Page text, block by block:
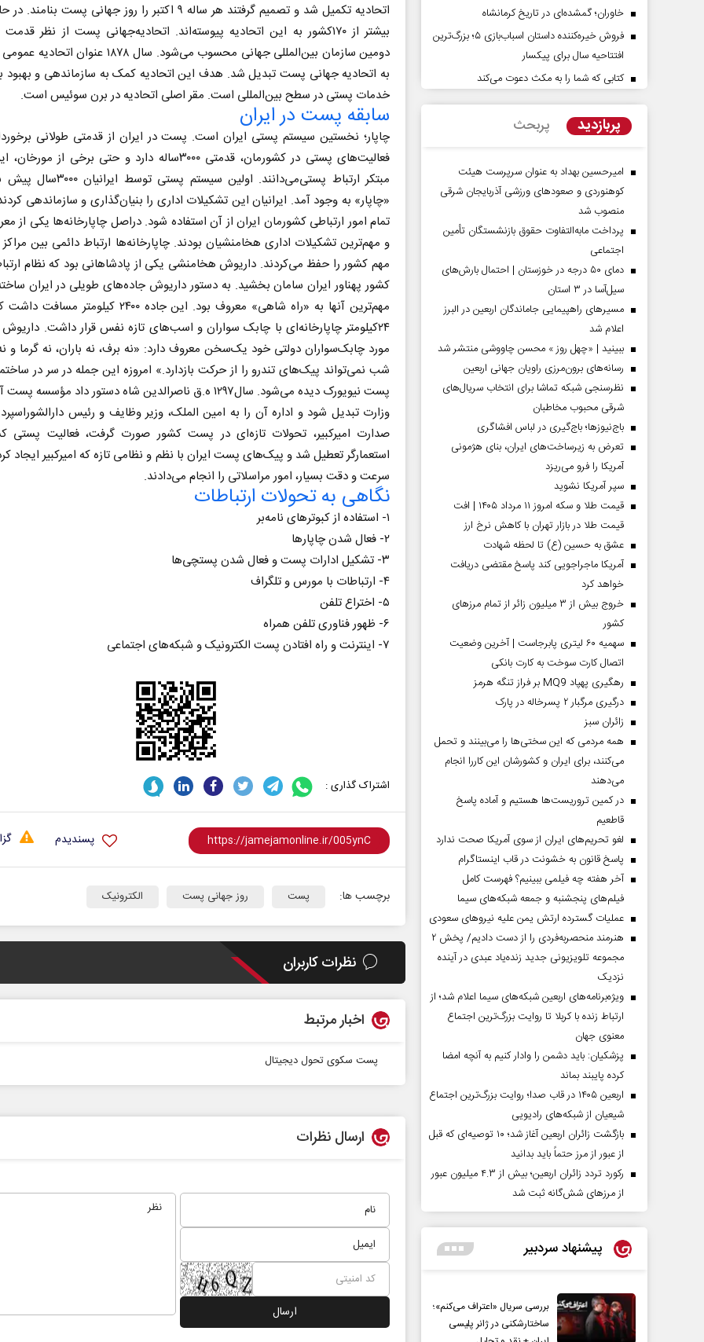
اتحادیه تکمیل شد و تصمیم گرفتند هر ساله ۹ اکتبر را روز جهانی پست
بیشتر از ۱۷۰کشور به این اتحادیه پیوسته‌اند. اتحادیه‌جهانی پست از نظر
دومین سازمان بین‌المللی جهانی محسوب می‌شود. سال ۱۸۷۸
به اتحادیه جهانی پست تبدیل شد. هدف این اتحادیه کمک به سازماندهی و
خدمات پستی در سطح بین‌المللی است. مقر اصلی اتحادیه در برن سوئیس است.
سابقه پست در ایران
چاپار؛ نخستین سیستم پستی ایران است. پست در ایران از قدمتی طولانی
فعالیت‌های پستی در کشورمان، قدمتی ۳۰۰۰ساله دارد و حتی برخی از
مبتکر ارتباط پستی‌می‌دانند. اولین سیستم پستی
«چاپار» به وجود آمد. ایرانیان این تشکیلات اداری را بنیان‌گذاری و سازماندهی
تمام امور ارتباطی کشورمان ایران از آن استفاده شود. دراصل چاپارخانه‌ها یکی از
و مهم‌ترین تشکیلات اداری هخامنشیان بودند. چاپارخانه‌ها ارتباط دائمی بین مراکز
مهم کشور را حفظ می‌کردند. داریوش هخامنشی یکی از پادشاهانی بود که نظام
کشور پهناور ایران سامان بخشید. به دستور داریوش جاده‌های طویلی در ایران
مهم‌ترین آنها به «راه شاهی» معروف بود. این جاده ۲۴۰۰
۲۴کیلومتر چاپارخانه‌ای با چابک سواران و اسب‌های تازه نفس قرار داشت.
مورد چابک‌سواران دولتی خود یک‌سخن معروف دارد: «نه برف، نه باران، نه گرما و
شب نمی‌تواند پیک‌های تندرو را از حرکت بازدارد.» امروزه این جمله در سر در
پست نیویورک دیده می‌شود. سال۱۲۹۷ ه.ق ناصرالدین شاه دستور داد
وزارت تبدیل شود و اداره آن را به امین الملک، وزیر وظایف و رئیس
صدارت امیرکبیر، تحولات تازه‌ای در پست کشور صورت گرفت، فعالیت پستی
استعمارگر تعطیل شد و پیک‌های پست ایران با نظم و نظامی تازه که امیرکبیر ایجاد
سرعت و دقت بسیار، امور مراسلاتی را انجام می‌دادند.
نگاهی به تحولات ارتباطات
۱- استفاده از کبوترهای نامه‌بر
۲- فعال شدن چاپارها
۳- تشکیل ادارات پست و فعال شدن پستچی‌ها
۴- ارتباطات با مورس و تلگراف
​​​​​​​۵- اختراع تلفن
۶- ظهور فناوری تلفن همراه
۷- اینترنت و راه افتادن پست الکترونیک و شبکه‌های اجتماعی
اشتراک گذاری :
پسندیدم
برچسب ها: پست روز جهانی پست الکترونیک
نظرات کاربران
اخبار مرتبط
پست سکوی تحول دیجیتال
ارسال نظرات
خاوران؛ گمشده‌ای در تاریخ کرمانشاه
فروش خیره‌کننده داستان اسباب‌بازی ۵؛ بزرگ‌ترین
افتتاحیه سال برای پیکسار
کتابی که شما را به مکث دعوت می‌کند
پربازدید پربحث
امیرحسین بهداد به عنوان سرپرست هیئت
کوهنوردی و صعودهای ورزشی آذربایجان شرقی
منصوب شد
پرداخت مابه‌التفاوت حقوق بازنشستگان تأمین
اجتماعی
دمای ۵۰ درجه در خوزستان | احتمال بارش‌های
سیل‌آسا در ۳ استان
مسیر‌های راهپیمایی جاماندگان اربعین در البرز
اعلام شد
ببینید | «چهل روز » محسن چاووشی منتشر شد
رسانه‌های برون‌مرزی راویان جهانی اربعین
نظرسنجی شبکه تماشا برای انتخاب سریال‌های
شرقی محبوب مخاطبان
باج‌نیوزها؛ باج‌گیری در لباس افشاگری
تعرض به زیرساخت‌های ایران، بنای هژمونی
آمریکا را فرو می‌ریزد
سپر آمریکا نشوید
قیمت طلا و سکه امروز ۱۱ مرداد ۱۴۰۵ | افت
قیمت طلا در بازار تهران با کاهش نرخ ارز
عشق به حسین (ع) تا لحظه شهادت
آمریکا ماجراجویی کند پاسخ مقتضی دریافت
خواهد کرد
خروج بیش از ۳ میلیون زائر از تمام مرز‌های
کشور
سهمیه ۶۰ لیتری پابرجاست | آخرین وضعیت
اتصال کارت سوخت به کارت بانکی
رهگیری پهپاد MQ9 بر فراز تنگه هرمز
درگیری مرگبار ۲ پسرخاله در پارک
‌زائران سبز
همه مردمی که این سختی‌ها را می‌بینند و تحمل
می‌کنند، برای ایران و کشورشان این کاررا انجام
می‌دهند
در کمین تروریست‌ها هستیم و آماده پاسخ
قاطعیم
لغو تحریم‌های ایران از سوی آمریکا صحت ندارد
پاسخ قانون به خشونت در قاب اینستاگرام
آخر هفته چه فیلمی ببینیم؟ فهرست کامل
فیلم‌های پنجشنبه و جمعه شبکه‌های سیما
عملیات گسترده ارتش یمن علیه نیروهای سعودی
هنرمند منحصر‌به‌فردی را از دست دادیم/ پخش ۲
مجموعه تلویزیونی جدید زنده‌یاد عبدی در آینده
نزدیک
ویژه‌برنامه‌های اربعین شبکه‌های سیما اعلام شد؛ از
ارتباط زنده با کربلا تا روایت بزرگ‌ترین اجتماع
معنوی جهان
پزشکیان: باید دشمن را وادار کنیم به آنچه امضا
کرده پایبند بماند
اربعین ۱۴۰۵ در قاب صدا؛ روایت بزرگ‌ترین اجتماع
شیعیان از شبکه‌های رادیویی
بازگشت زائران اربعین آغاز شد؛ ۱۰ توصیه‌ای که قبل
از عبور از مرز حتماً باید بدانید
رکورد تردد زائران اربعین؛ بیش از ۴.۳ میلیون عبور
از مرزهای شش‌گانه ثبت شد
پیشنهاد سردبیر
بررسی سریال «اعتراف می‌کنم»؛
ساختارشکنی در ژانر پلیسی
دکتر حسین قرایی - مدیر کل روابط عمومی
رسانه ملی
ادامه جنگ برای آمریکا یعنی
شکست مفتضحانه
دکتر محمد باقر خرمشاد - استاد دانشگاه دکتر مراد عنادی -
صفحات نخست‌روزنامه‌ها‌ی‌چهارشنبه‌۷‌مردادماه صفحات نخست روزنامه ها‌ی‌سه‌شنبه ۶ مردادماه